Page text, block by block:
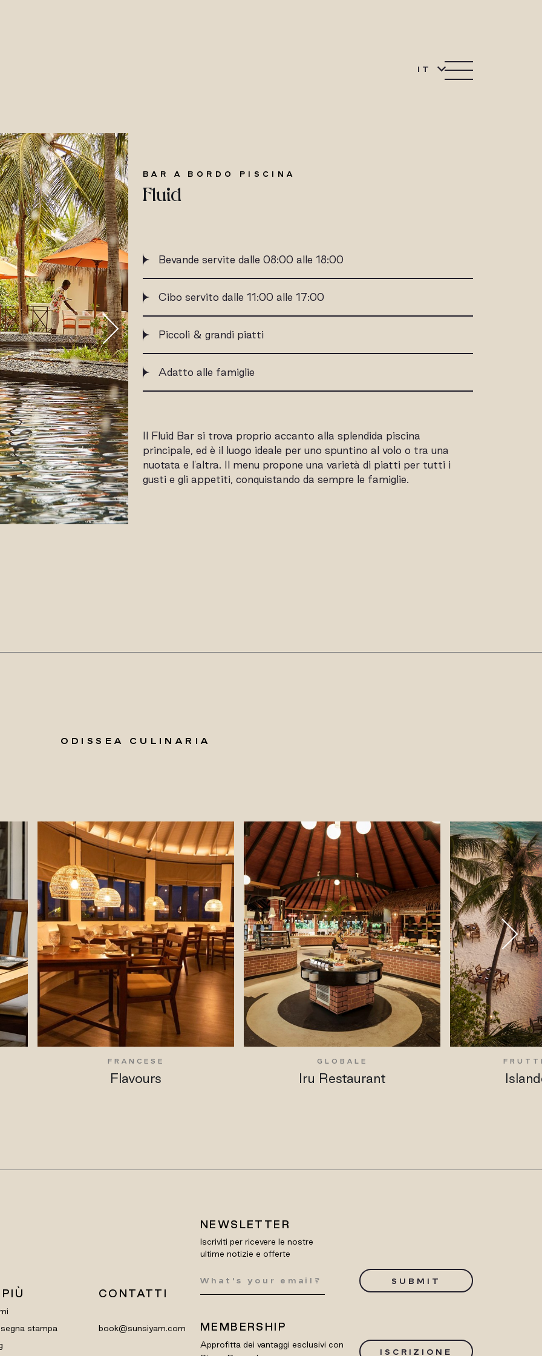
IT
BAR A BORDO PISCINA
Fluid
Bevande servite dalle 08:00 alle 18:00
Cibo servito dalle 11:00 alle 17:00
Piccoli & grandi piatti
Adatto alle famiglie
Il Fluid Bar si trova proprio accanto alla splendida piscina
principale, ed è il luogo ideale per uno spuntino al volo o tra una
nuotata e l'altra. Il menu propone una varietà di piatti per tutti i
gusti e gli appetiti, conquistando da sempre le famiglie.
ODISSEA CULINARIA
FRANCESE
Flavours
GLOBALE
Iru Restaurant
stampa
CONTATTI
book@sunsiyam.com
NEWSLETTER
Iscriviti per ricevere le nostre
ultime notizie e offerte
SUBMIT
MEMBERSHIP
Approfitta dei vantaggi esclusivi con
ISCRIZIONE